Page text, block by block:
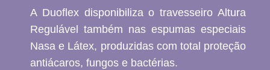
A Duoflex disponibiliza o travesseiro Altura
Regulável também nas espumas especiais
Nasa e Látex, produzidas com total proteção
antiácaros, fungos e bactérias.